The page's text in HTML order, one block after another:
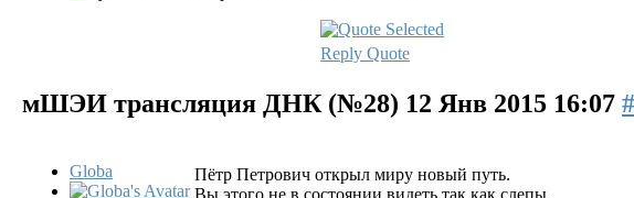
Reply Quote
мШЭИ трансляция ДНК (№28) 12 Янв 2015 16:07
Globa
Пётр Петрович открыл миру новый путь.
Вы этого не в состоянии видеть так как слепы.